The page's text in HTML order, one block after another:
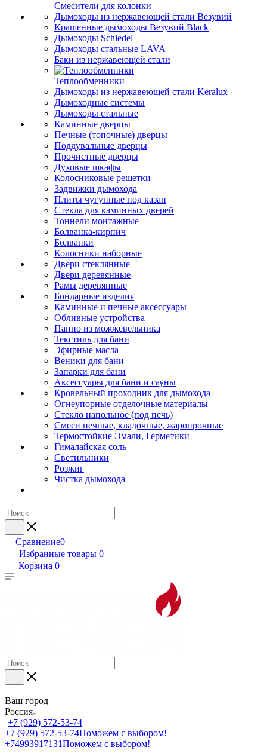
Смесители для колонки
Дымоходы из нержавеющей стали Везувий
Крашенные дымоходы Везувий Black
Дымоходы Schiedel
Дымоходы стальные LAVA
Баки из нержавеющей стали
Теплообменники
Дымоходы из нержавеющей стали Keralux
Дымоходные системы
Дымоходы стальные
Каминные дверцы
Печные (топочные) дверцы
Поддувальные дверцы
Прочистные дверцы
Духовые шкафы
Колосниковые решетки
Задвижки дымохода
Плиты чугунные под казан
Стекла для каминных дверей
Тоннели монтажные
Болванка-кирпич
Болванки
Колосники наборные
Двери стеклянные
Двери деревянные
Рамы деревянные
Бондарные изделия
Каминные и печные аксессуары
Обливные устройства
Панно из можжевельника
Текстиль для бани
Эфирные масла
Веники для бани
Запарки для бани
Аксессуары для бани и сауны
Кровельный проходник для дымохода
Огнеупорные отделочные материалы
Стекло напольное (под печь)
Смеси печные, кладочные, жаропрочные
Термостойкие Эмали, Герметики
Гималайская соль
Светильники
Розжиг
Чистка дымохода
Сравнение0
Избранные товары 0
Корзина 0
Ваш город
Россия
+7 (929) 572-53-74
+7 (929) 572-53-74Поможем с выбором!
+74993917131Поможем с выбором!